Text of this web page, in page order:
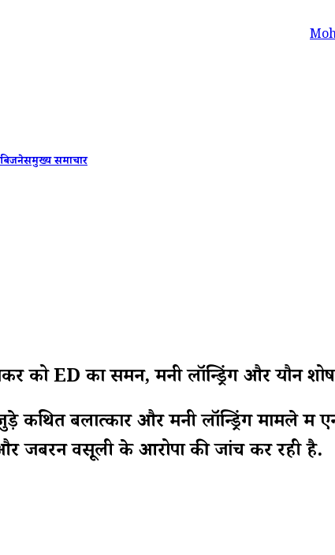
Mohan
बिजनेसमुख्य समाचार
को ED का समन, मनी लॉन्ड्रिंग और यौन
कथित बलात्कार और मनी लॉन्ड्रिंग मामले में
जबरन वसूली के आरोपों की जांच कर रही है.